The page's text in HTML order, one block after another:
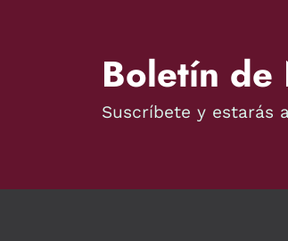
Boletín de
Suscríbete y estarás